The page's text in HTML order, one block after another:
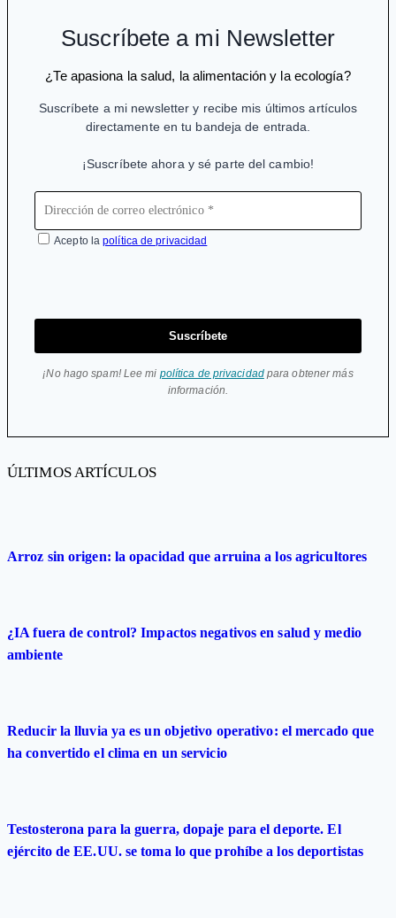
Suscríbete a mi Newsletter
¿Te apasiona la salud, la alimentación y la ecología?
Suscríbete a mi newsletter y recibe mis últimos artículos
directamente en tu bandeja de entrada.
¡Suscríbete ahora y sé parte del cambio!
Acepto lapolítica de privacidad
Suscríbete
¡No hago spam! Lee mi política de privacidadpara obtener más
información.
ÚLTIMOS ARTÍCULOS
Arroz sin origen: la opacidad que arruina a los agricultores
¿IA fuera de control? Impactos negativos en salud y medio
ambiente
Reducir la lluvia ya es un objetivo operativo: el mercado que
ha convertido el clima en un servicio
Testosterona para la guerra, dopaje para el deporte. El
ejército de EE.UU. se toma lo que prohíbe a los deportistas